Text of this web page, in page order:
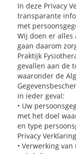
In deze Privacy
transparante
met
Wij doen er alles
gaan daarom
Praktijk
gevallen aan de
waaronder de
in ieder geval:
• Uw
met het doel
en type
Privacy
• Verwerking